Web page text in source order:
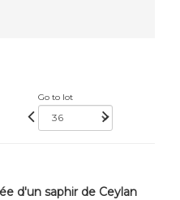
Go to lot
d'un saphir de Ceylan